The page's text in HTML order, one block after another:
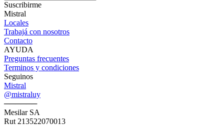
Suscribirme
Mistral
Locales
Trabajá con nosotros
Contacto
AYUDA
Preguntas frecuentes
Terminos y condiciones
Seguinos
Mistral
@mistraluy
──────
Mesilar SA
Rut 213522070013